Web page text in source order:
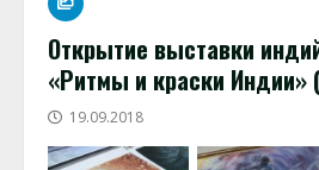
Открытие выставки
«Ритмы и краски Индии»
19.09.2018